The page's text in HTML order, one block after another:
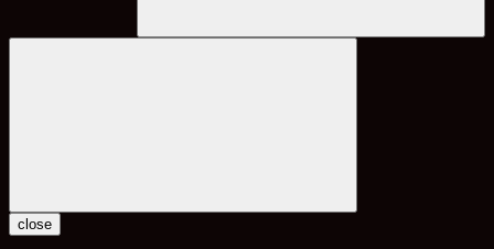
close